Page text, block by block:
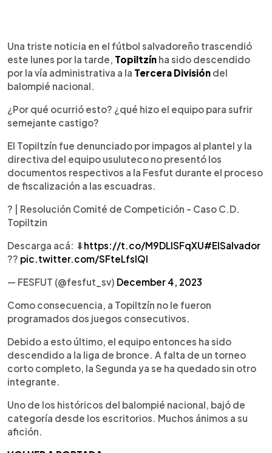
► Escuchar artículo
Una triste noticia en el fútbol salvadoreño trascendió
este lunes por la tarde, Topiltzín ha sido descendido
por la vía administrativa a la Tercera División del
balompié nacional.
¿Por qué ocurrió esto? ¿qué hizo el equipo para sufrir
semejante castigo?
El Topiltzín fue denunciado por impagos al plantel y la
directiva del equipo usuluteco no presentó los
documentos respectivos a la Fesfut durante el proceso
de fiscalización a las escuadras.
? | Resolución Comité de Competición - Caso C.D.
Topiltzin
Descarga acá: ⬇https://t.co/M9DLlSFqXU#ElSalvador
?? pic.twitter.com/SFteLfslQl
— FESFUT (@fesfut_sv) December 4, 2023
Como consecuencia, a Topiltzín no le fueron
programados dos juegos consecutivos.
Debido a esto último, el equipo entonces ha sido
descendido a la liga de bronce. A falta de un torneo
corto completo, la Segunda ya se ha quedado sin otro
integrante.
Uno de los históricos del balompié nacional, bajó de
categoría desde los escritorios. Muchos ánimos a su
afición.